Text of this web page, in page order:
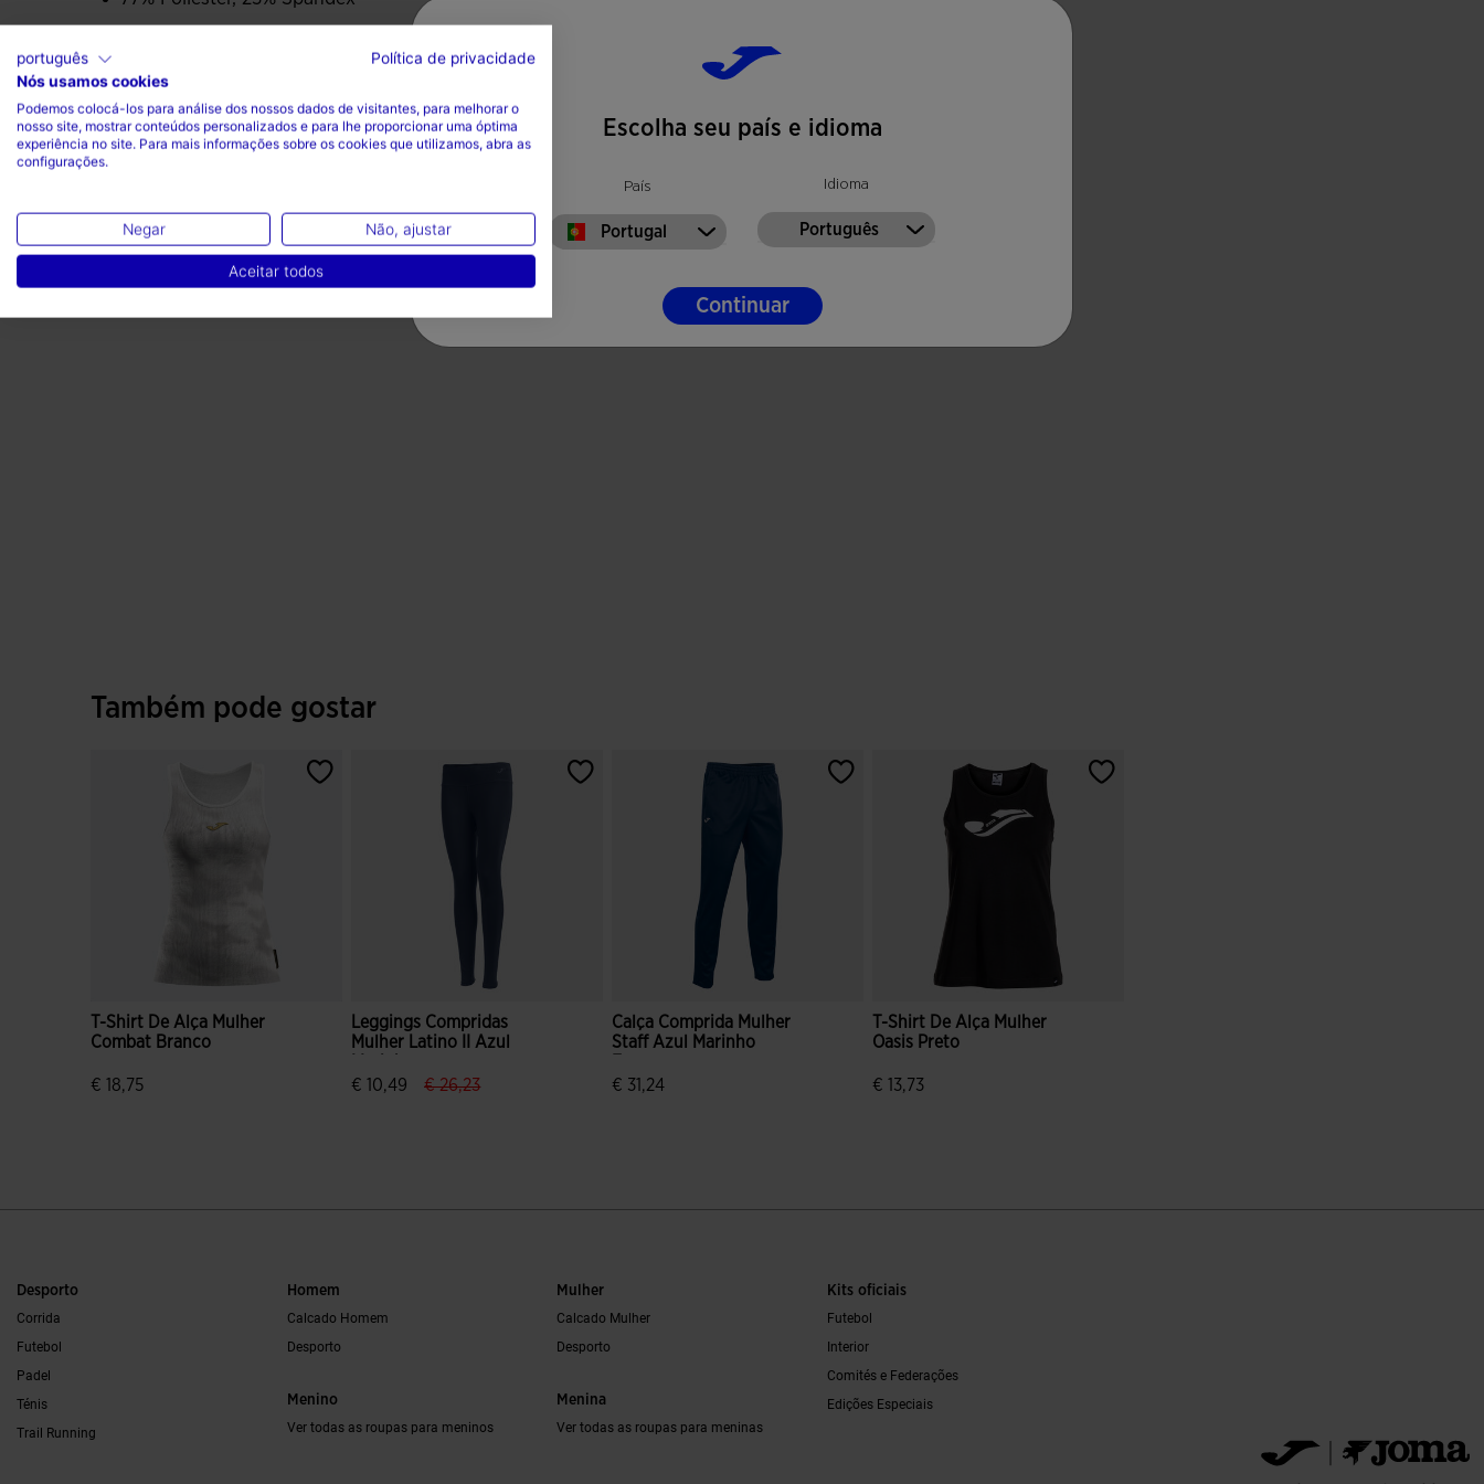
Valoraciones (1)
Também pode gostar
T-Shirt De Alça Mulher
Combat Branco
€ 18,75
Leggings Compridas
Mulher Latino II Azul
€ 10,49
label.price.reduced.from
€ 26,23label.price.to
Calça Comprida Mulher
Staff Azul Marinho
€ 31,24
T-Shirt De Alça Mulher
Oasis Preto
€ 13,73
Desporto
Corrida
Futebol
Padel
Ténis
Trail Running
Homem
Calcado Homem
Desporto
Menino
Ver todas as roupas para meninos
Mulher
Calcado Mulher
Desporto
Menina
Ver todas as roupas para meninas
Kits oficiais
Futebol
Interior
Comités e Federações
Edições Especiais
Escolha seu país e idioma
País
Portugal
Idioma
Português
Continuar
português
Política de privacidade
Nós usamos cookies
Podemos colocá-los para análise dos nossos dados de visitantes, para melhorar o
nosso site, mostrar conteúdos personalizados e para lhe proporcionar uma óptima
experiência no site. Para mais informações sobre os cookies que utilizamos, abra as
configurações.
Negar Não, ajustar
Aceitar todos